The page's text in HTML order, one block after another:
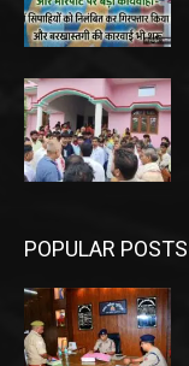
POPULAR POSTS